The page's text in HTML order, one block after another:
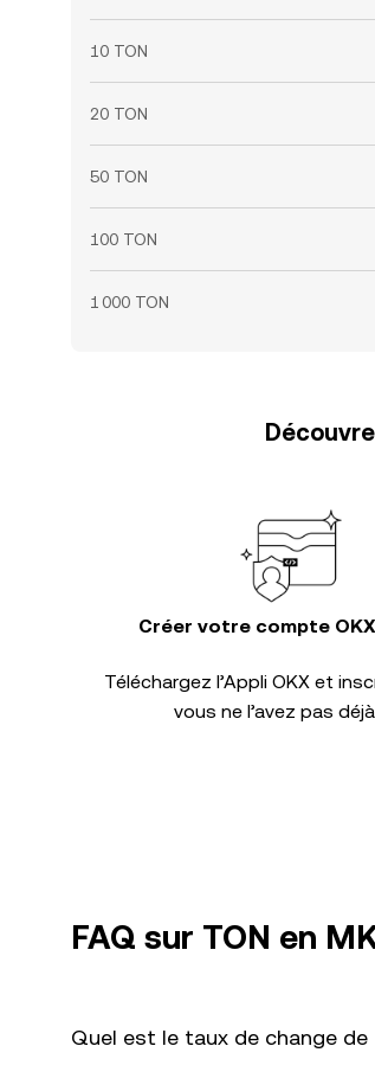
10 TON
20 TON
50 TON
100 TON
1 000 TON
Créer votre compte
Téléchargez l’Appli OKX et
vous ne l’avez pas
FAQ sur TON en
Quel est le taux de change de